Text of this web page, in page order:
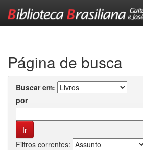
Página de busca
Buscar em:
por
Filtros correntes: